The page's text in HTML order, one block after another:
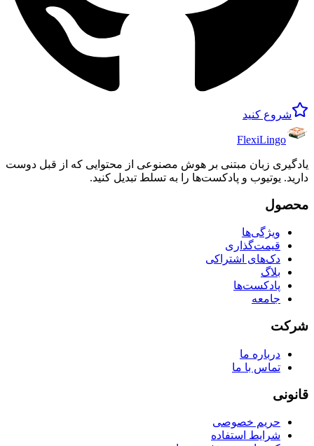
شروع کنید
FlexiLingo
یادگیری زبان مبتنی بر هوش مصنوعی از محتوایی که از قبل دوست
دارید. یوتیوب و پادکست‌ها را به تسلط تبدیل کنید.
محصول
ویژگی‌ها
قیمت‌گذاری
دک‌های اشتراکی
بلاگ
پادکست‌ها
جامعه
شرکت
درباره ما
تماس با ما
قانونی
حریم خصوصی
شرایط استفاده